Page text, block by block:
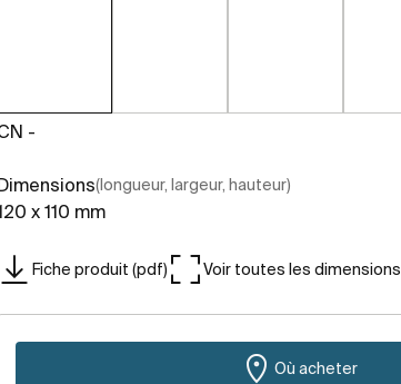
-
(longueur, largeur, hauteur)
x 110 mm
Fiche produit (pdf) Voir toutes les dimensions
Où acheter